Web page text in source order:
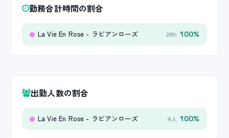
勤務合計時間の割合
La Vie En Rose - ラビアンローズ 28h 100%
出勤人数の割合
La Vie En Rose - ラビアンローズ 4人 100%